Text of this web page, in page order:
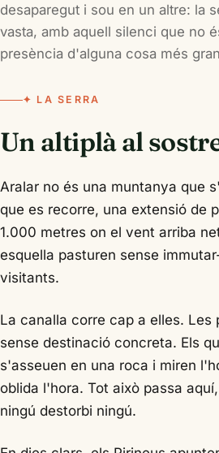
desaparegut i sou en un altre: la
vasta, amb aquell silenci que no
presència d'alguna cosa més
✦ LA SERRA
Un altiplà al
Aralar no és una muntanya que
que es recorre, una extensió de
1.000 metres on el vent arriba
esquella pasturen sense
visitants.
La canalla corre cap a elles. Les
sense destinació concreta. Els
s'asseuen en una roca i miren
oblida l'hora. Tot això passa
ningú destorbi ningú.